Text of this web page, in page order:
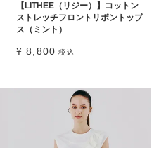
【LITHEE（リジー）】コットン
ストレッチフロントリボントップ
ス（ミント）
¥ 8,800 税込